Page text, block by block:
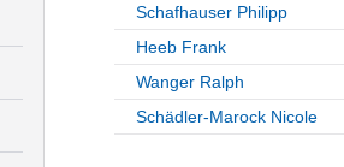
Schafhauser Philipp
Heeb Frank
Wanger Ralph
Schädler-Marock Nicole